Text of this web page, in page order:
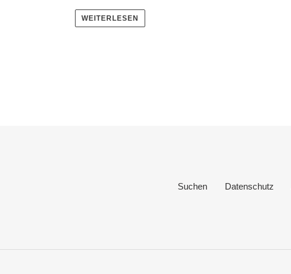
WEITERLESEN
Suchen Datenschutz